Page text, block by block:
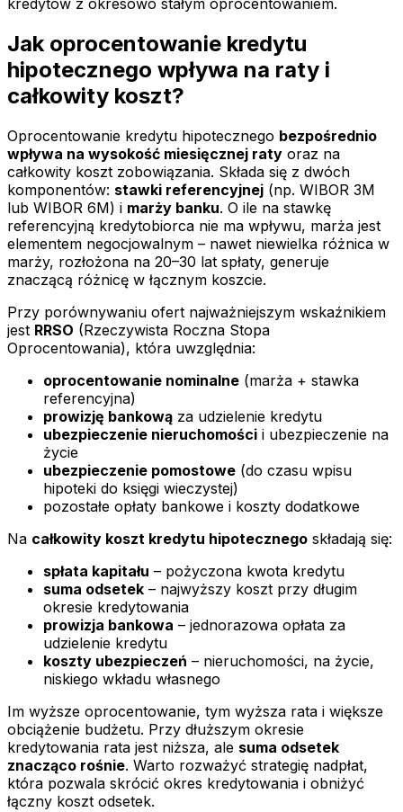
kredytów z okresowo stałym oprocentowaniem.
Jak oprocentowanie kredytu
hipotecznego wpływa na raty i
całkowity koszt?
Oprocentowanie kredytu hipotecznego bezpośrednio
wpływa na wysokość miesięcznej raty oraz na
całkowity koszt zobowiązania. Składa się z dwóch
komponentów: stawki referencyjnej (np. WIBOR 3M
lub WIBOR 6M) i marży banku. O ile na stawkę
referencyjną kredytobiorca nie ma wpływu, marża jest
elementem negocjowalnym – nawet niewielka różnica w
marży, rozłożona na 20–30 lat spłaty, generuje
znaczącą różnicę w łącznym koszcie.
Przy porównywaniu ofert najważniejszym wskaźnikiem
jest RRSO (Rzeczywista Roczna Stopa
Oprocentowania), która uwzględnia:
oprocentowanie nominalne (marża + stawka
referencyjna)
prowizję bankową za udzielenie kredytu
ubezpieczenie nieruchomości i ubezpieczenie na
życie
ubezpieczenie pomostowe (do czasu wpisu
hipoteki do księgi wieczystej)
pozostałe opłaty bankowe i koszty dodatkowe
Na całkowity koszt kredytu hipotecznego składają się:
spłata kapitału – pożyczona kwota kredytu
suma odsetek – najwyższy koszt przy długim
okresie kredytowania
prowizja bankowa – jednorazowa opłata za
udzielenie kredytu
koszty ubezpieczeń – nieruchomości, na życie,
niskiego wkładu własnego
Im wyższe oprocentowanie, tym wyższa rata i większe
obciążenie budżetu. Przy dłuższym okresie
kredytowania rata jest niższa, ale suma odsetek
znacząco rośnie. Warto rozważyć strategię nadpłat,
która pozwala skrócić okres kredytowania i obniżyć
łączny koszt odsetek.